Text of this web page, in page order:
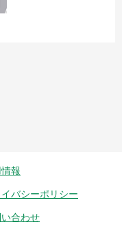
報
バシーポリシー
合わせ